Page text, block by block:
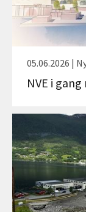
05.06.2026 |
NVE i